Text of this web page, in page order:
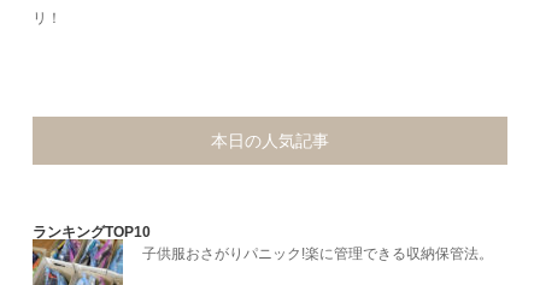
リ！
本日の人気記事
ランキングTOP10
子供服おさがりパニック!楽に管理できる収納保管法。